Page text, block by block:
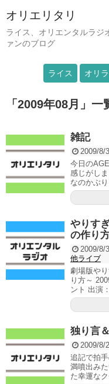
オリエリタリ
ライス、オリエンタルラジ
ァンのブログ
ライス オリ
「 2009年08月 」 一
雑記
2009/8/
今日の
感じがし
なのかぶ
やりす
の作り
2009/8/
他ライブ
劇場版や
り方～
ント 出演
独り言
2009/8/
追記で拍
満噴出み
た幸運な